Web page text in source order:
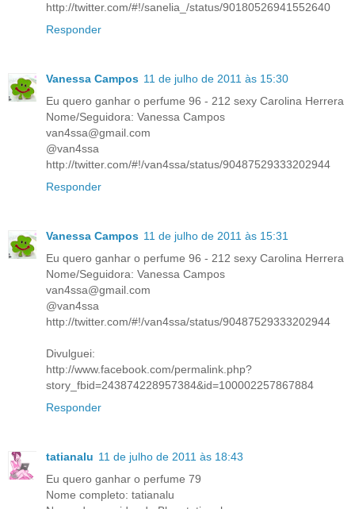
http://twitter.com/#!/sanelia_/status/90180526941552640
Responder
Vanessa Campos 11 de julho de 2011 às 15:30
Eu quero ganhar o perfume 96 - 212 sexy Carolina Herrera
Nome/Seguidora: Vanessa Campos
van4ssa@gmail.com
@van4ssa
http://twitter.com/#!/van4ssa/status/90487529333202944
Responder
Vanessa Campos 11 de julho de 2011 às 15:31
Eu quero ganhar o perfume 96 - 212 sexy Carolina Herrera
Nome/Seguidora: Vanessa Campos
van4ssa@gmail.com
@van4ssa
http://twitter.com/#!/van4ssa/status/90487529333202944
Divulguei:
http://www.facebook.com/permalink.php?
story_fbid=243874228957384&id=100002257867884
Responder
tatianalu 11 de julho de 2011 às 18:43
Eu quero ganhar o perfume 79
Nome completo: tatianalu